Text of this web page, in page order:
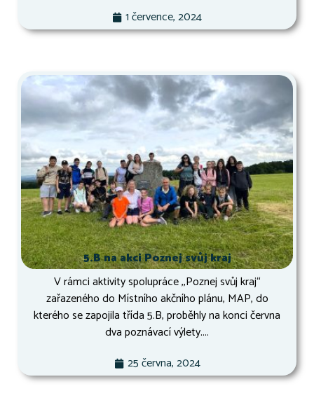
1 července, 2024
5.B na akci Poznej svůj kraj
V rámci aktivity spolupráce ,,Poznej svůj kraj“
zařazeného do Místního akčního plánu, MAP, do
kterého se zapojila třída 5.B, proběhly na konci června
dva poznávací výlety....
25 června, 2024